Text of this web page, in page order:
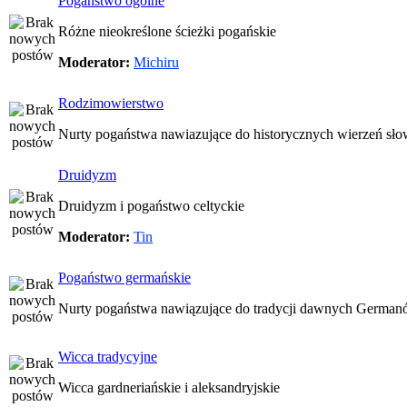
Różne nieokreślone ścieżki pogańskie
Moderator: Michiru
Rodzimowierstwo
Nurty pogaństwa nawiazujące do historycznych wierzeń
Druidyzm
Druidyzm i pogaństwo celtyckie
Moderator: Tin
Pogaństwo germańskie
Nurty pogaństwa nawiązujące do tradycji dawnych
Wicca tradycyjne
Wicca gardneriańskie i aleksandryjskie